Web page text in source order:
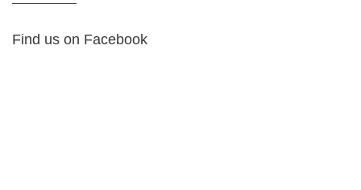
Find us on Facebook